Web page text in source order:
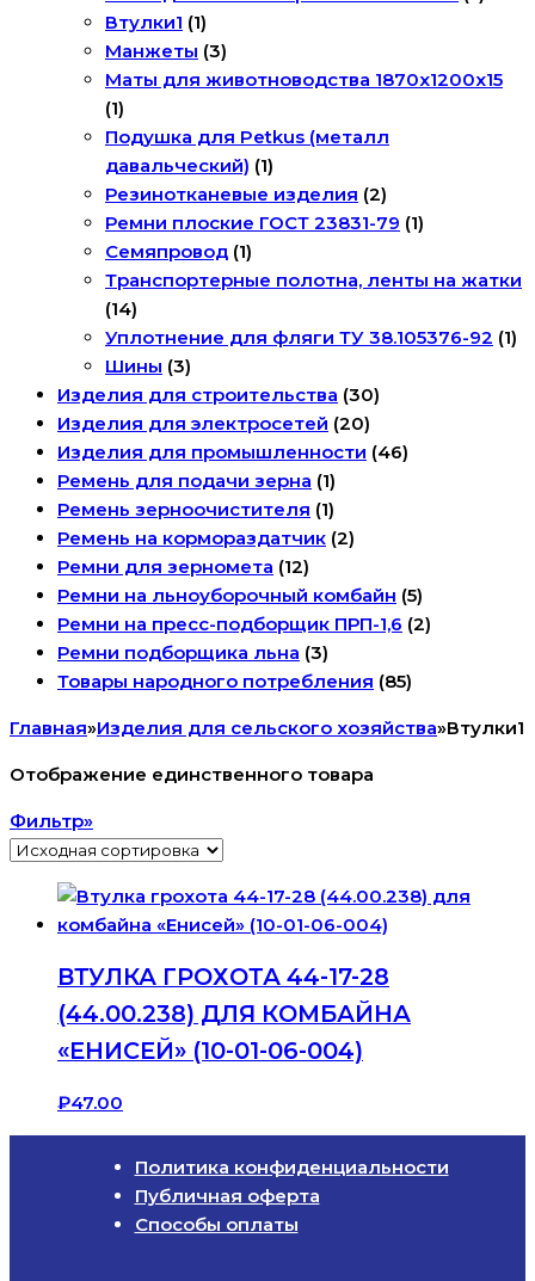
Втулки1 (1)
Манжеты (3)
Маты для животноводства 1870х1200х15
(1)
Подушка для Petkus (металл
давальческий) (1)
Резинотканевые изделия (2)
Ремни плоские ГОСТ 23831-79 (1)
Семяпровод (1)
Транспортерные полотна, ленты на жатки
(14)
Уплотнение для фляги ТУ 38.105376-92 (1)
Шины (3)
Изделия для строительства (30)
Изделия для электросетей (20)
Изделия для промышленности (46)
Ремень для подачи зерна (1)
Ремень зерноочистителя (1)
Ремень на кормораздатчик (2)
Ремни для зерномета (12)
Ремни на льноуборочный комбайн (5)
Ремни на пресс-подборщик ПРП-1,6 (2)
Ремни подборщика льна (3)
Товары народного потребления (85)
Главная»Изделия для сельского хозяйства»Втулки1
Отображение единственного товара
Фильтр»
ВТУЛКА ГРОХОТА 44-17-28
(44.00.238) ДЛЯ КОМБАЙНА
«ЕНИСЕЙ» (10-01-06-004)
₽47.00
Политика конфиденциальности
Публичная оферта
Способы оплаты